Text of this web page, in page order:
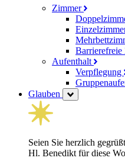
Zimmer
Aufenthalt
Verpflegung
Glauben
Seien Sie herzlich
Hl. Benedikt für diese